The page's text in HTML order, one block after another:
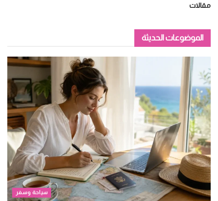
مقالات
الموضوعات الحديثة
سياحة وسفر